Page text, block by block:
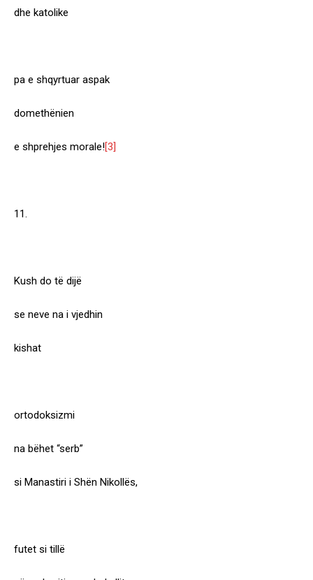
dhe katolike
pa e shqyrtuar aspak
domethënien
e shprehjes morale![3]
11.
Kush do të dijë
se neve na i vjedhin
kishat
ortodoksizmi
na bëhet “serb”
si Manastiri i Shën Nikollës,
futet si tillë